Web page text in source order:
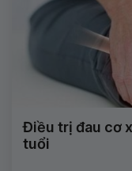
Điều trị đau cơ
tuổi